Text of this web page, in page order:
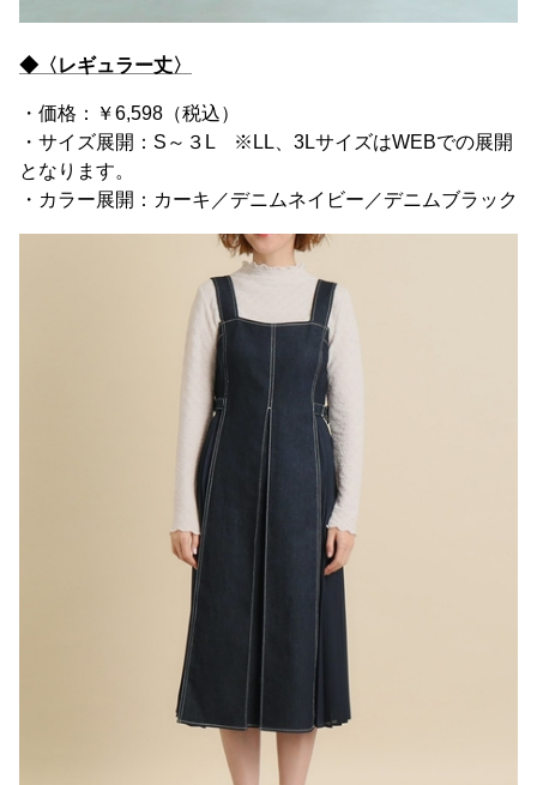
◆〈レギュラー丈〉
・価格：￥6,598（税込）
・サイズ展開：S～３L ※LL、3LサイズはWEBでの展開
となります。
・カラー展開：カーキ／デニムネイビー／デニムブラック